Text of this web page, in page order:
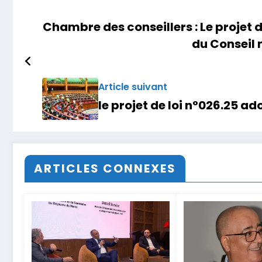
Chambre des conseillers : Le
du Conseil
Article suivant
le projet de loi n°026.25
ARTICLES CONNEXES